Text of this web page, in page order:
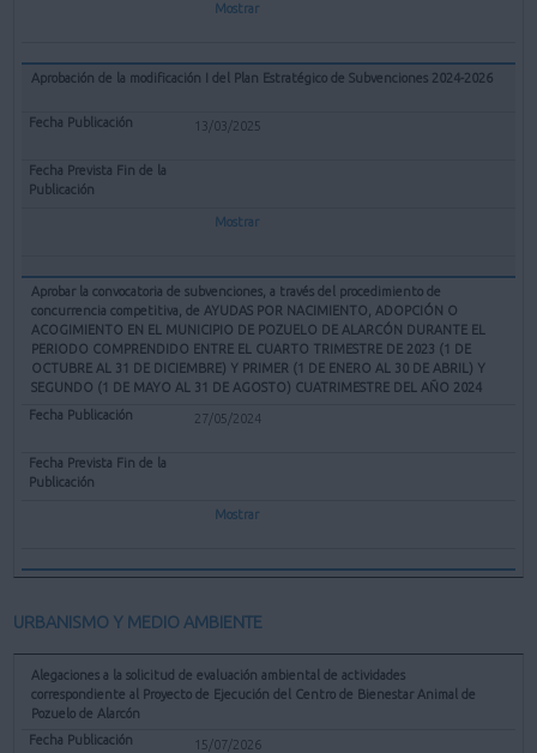
Mostrar
Aprobación de la modificación I del Plan Estratégico de Subvenciones 2024-2026
13/03/2025
Mostrar
Aprobar la convocatoria de subvenciones, a través del procedimiento de
concurrencia competitiva, de AYUDAS POR NACIMIENTO, ADOPCIÓN O
ACOGIMIENTO EN EL MUNICIPIO DE POZUELO DE ALARCÓN DURANTE EL
PERIODO COMPRENDIDO ENTRE EL CUARTO TRIMESTRE DE 2023 (1 DE
OCTUBRE AL 31 DE DICIEMBRE) Y PRIMER (1 DE ENERO AL 30 DE ABRIL) Y
SEGUNDO (1 DE MAYO AL 31 DE AGOSTO) CUATRIMESTRE DEL AÑO 2024
27/05/2024
Mostrar
URBANISMO Y MEDIO AMBIENTE
Alegaciones a la solicitud de evaluación ambiental de actividades
correspondiente al Proyecto de Ejecución del Centro de Bienestar Animal de
Pozuelo de Alarcón
15/07/2026